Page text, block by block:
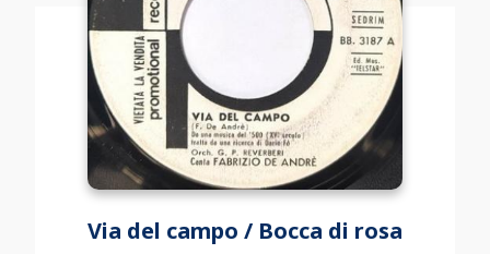
Via del campo / Bocca di rosa